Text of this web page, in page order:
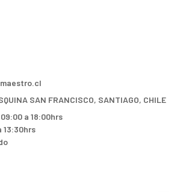
SAN FRANCISCO, SANTIAGO, CHILE
a 18:00hrs
13:30hrs